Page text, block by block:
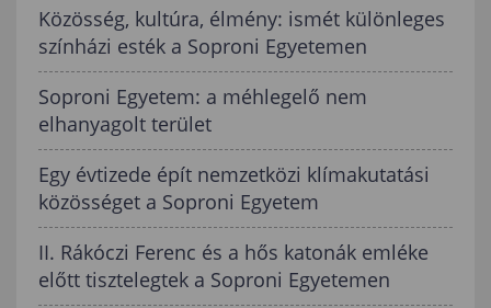
Közösség, kultúra, élmény: ismét különleges
színházi esték a Soproni Egyetemen
Soproni Egyetem: a méhlegelő nem
elhanyagolt terület
Egy évtizede épít nemzetközi klímakutatási
közösséget a Soproni Egyetem
II. Rákóczi Ferenc és a hős katonák emléke
előtt tisztelegtek a Soproni Egyetemen